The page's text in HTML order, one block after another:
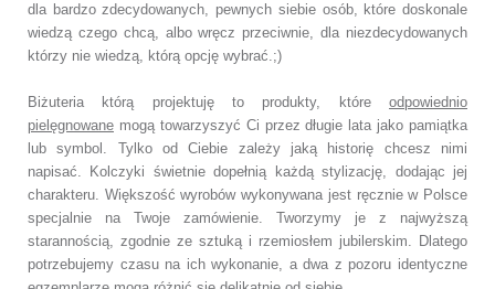
dla bardzo zdecydowanych, pewnych siebie osób, które doskonale
wiedzą czego chcą, albo wręcz przeciwnie, dla niezdecydowanych
którzy nie wiedzą, którą opcję wybrać.;)
Biżuteria którą projektuję to produkty, które odpowiednio
pielęgnowane mogą towarzyszyć Ci przez długie lata jako pamiątka
lub symbol. Tylko od Ciebie zależy jaką historię chcesz nimi
napisać.
Kolczyki świetnie dopełnią każdą stylizację, dodając jej
charakteru. Większość wyrobów wykonywana jest ręcznie w Polsce
specjalnie na Twoje zamówienie. Tworzymy je z najwyższą
starannością, zgodnie ze sztuką i rzemiosłem jubilerskim. Dlatego
potrzebujemy czasu na ich wykonanie, a dwa z pozoru identyczne